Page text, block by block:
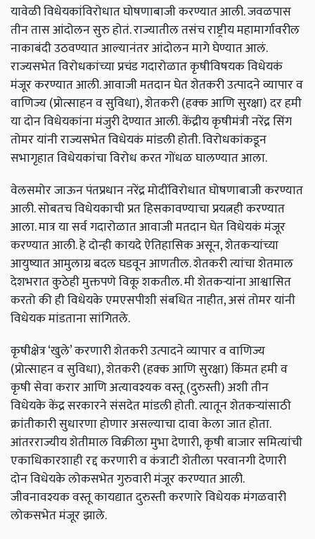
यावेळी विधेयकांविरोधात घोषणाबाजी करण्यात आली. जवळपास
तीन तास आंदोलन सुरु होतं. राज्यातील तसंच राष्ट्रीय महामार्गावरील
नाकाबंदी उठवण्यात आल्यानंतर आंदोलन मागे घेण्यात आलं.
राज्यसभेत विरोधकांच्या प्रचंड गदारोळात कृषीविषयक विधेयकं
मंजूर करण्यात आली. आवाजी मतदान घेत शेतकरी उत्पादने व्यापार व
वाणिज्य (प्रोत्साहन व सुविधा),शेतकरी (हक्क आणि सुरक्षा) दर हमी
या दोन विधेयकांना मंजुरी देण्यात आली. केंद्रीय कृषीमंत्री नरेंद्र सिंग
तोमर यांनी राज्यसभेत विधेयकं मांडली होती. विरोधकांकडून
सभागृहात विधेयकांचा विरोध करत गोंधळ घालण्यात आला.
वेलसमोर जाऊन पंतप्रधान नरेंद्र मोदींविरोधात घोषणाबाजी करण्यात
आली. सोबतच विधेयकाची प्रत हिसकावण्याचा प्रयत्नही करण्यात
आला. मात्र या सर्व गदारोळात आवाजी मतदान घेत विधेयकं मंजूर
करण्यात आली.हे दोन्ही कायदे ऐतिहासिक असून,शेतकऱ्यांच्या
आयुष्यात आमुलाग्र बदल घडवून आणतील. शेतकरी त्यांचा शेतमाल
देशभरात कुठेही मुक्तपणे विकू शकतील. मी शेतकऱ्यांना आश्वासित
करतो की ही विधेयके एमएसपीशी संबधित नाहीत,असं तोमर यांनी
विधेयक मांडताना सांगितले.
कृषीक्षेत्र ‘खुले’ करणारी शेतकरी उत्पादने व्यापार व वाणिज्य
(प्रोत्साहन व सुविधा),शेतकरी (हक्क आणि सुरक्षा) किंमत हमी व
कृषी सेवा करार आणि अत्यावश्यक वस्तू (दुरुस्ती) अशी तीन
विधेयके केंद्र सरकारने संसदेत मांडली होती. त्यातून शेतकऱ्यांसाठी
क्रांतीकारी सुधारणा होणार असल्याचा दावा केला जात होता.
आंतरराज्यीय शेतीमाल विक्रीला मुभा देणारी,कृषी बाजार समित्यांची
एकाधिकारशाही रद्द करणारी व कंत्राटी शेतीला परवानगी देणारी
दोन विधेयके लोकसभेत गुरुवारी मंजूर करण्यात आली.
जीवनावश्यक वस्तू कायद्यात दुरुस्ती करणारे विधेयक मंगळवारी
लोकसभेत मंजूर झाले.